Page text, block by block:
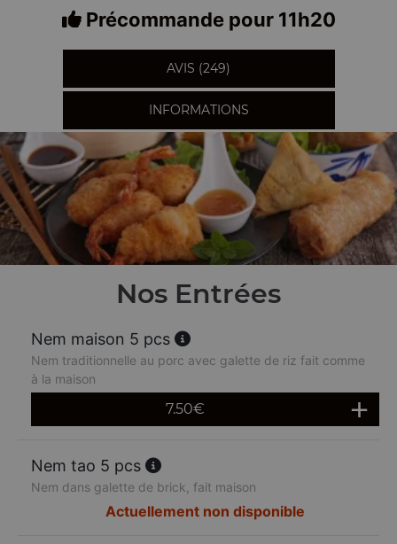
Précommande pour 11h20
AVIS (249)
INFORMATIONS
Nos Entrées
Nem maison 5 pcs
Nem traditionnelle au porc avec galette de riz fait comme
à la maison
7.50€
Nem tao 5 pcs
Nem dans galette de brick, fait maison
Actuellement non disponible